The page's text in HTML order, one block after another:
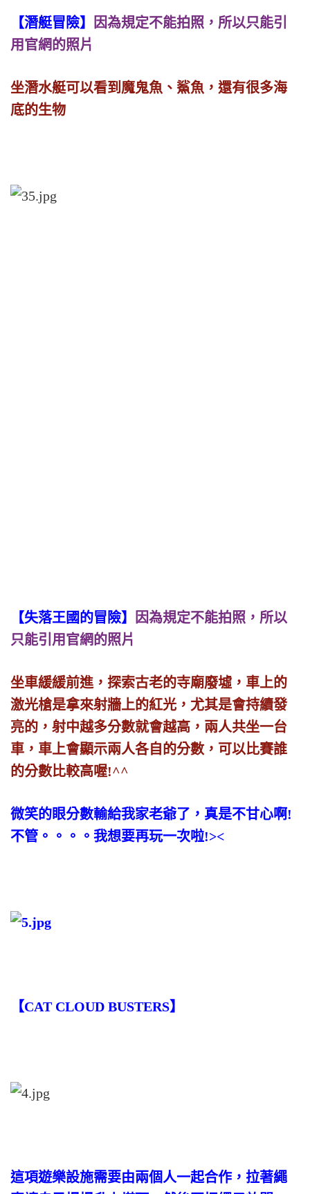
【潛艇冒險】
因為規定不能拍照，所以只能引
用官網的照片
坐潛水艇可以看到魔鬼魚、鯊魚，還有很多海
底的生物
【失落王國的冒險】
因為規定不能拍照，所以
只能引用官網的照片
坐車緩緩前進，探索古老的寺廟廢墟，車上的
激光槍是拿來射牆上的紅光，尤其是會持續發
亮的，射中越多分數就會越高，兩人共坐一台
車，車上會顯示兩人各自的分數，可以比賽誰
的分數比較高喔!^^
微笑的眼分數輸給我家老爺了，真是不甘心啊!
不管。。。。我想要再玩一次啦!><
【CAT CLOUD BUSTERS】
這項遊樂設施需要由兩個人一起合作，拉著繩